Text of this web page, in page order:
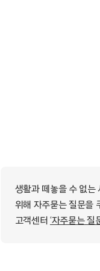
생활과 떼놓을 수 없는
위해 자주묻는 질문을
고객센터 ‘자주묻는 질